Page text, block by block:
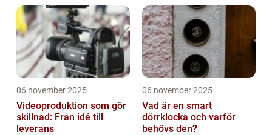
06 november 2025
Videoproduktion som gör
skillnad: Från idé till
leverans
06 november 2025
Vad är en smart
dörrklocka och varför
behövs den?